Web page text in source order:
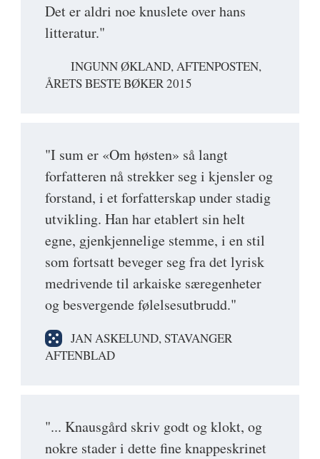
Det er aldri noe knuslete over hans
litteratur."
INGUNN ØKLAND, AFTENPOSTEN,
ÅRETS BESTE BØKER 2015
"I sum er «Om høsten» så langt
forfatteren nå strekker seg i kjensler og
forstand, i et forfatterskap under stadig
utvikling. Han har etablert sin helt
egne, gjenkjennelige stemme, i en stil
som fortsatt beveger seg fra det lyrisk
medrivende til arkaiske særegenheter
og besvergende følelsesutbrudd."
JAN ASKELUND, STAVANGER
AFTENBLAD
"... Knausgård skriv godt og klokt, og
nokre stader i dette fine knappeskrinet